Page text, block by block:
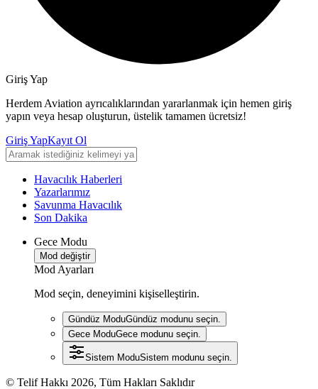
Giriş Yap
Herdem Aviation ayrıcalıklarından yararlanmak için hemen giriş
yapın veya hesap oluşturun, üstelik tamamen ücretsiz!
Giriş YapKayıt Ol
Havacılık Haberleri
Yazarlarımız
Savunma Havacılık
Son Dakika
Gece Modu
Mod değiştir
Mod Ayarları
Mod seçin, deneyimini kişiselleştirin.
Gündüz ModuGündüz modunu seçin.
Gece ModuGece modunu seçin.
Sistem ModuSistem modunu seçin.
© Telif Hakkı 2026, Tüm Hakları Saklıdır